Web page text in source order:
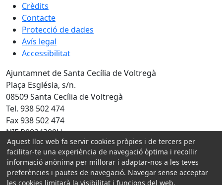
Crèdits
Contacte
Protecció de dades
Avís legal
Accessibilitat
Ajuntamnet de Santa Cecília de Voltregà
Plaça Església, s/n.
08509 Santa Cecília de Voltregà
Tel. 938 502 474
Fax 938 502 474
NIF P0824300H
Amb la col·laboració de:
Aquest lloc web fa servir cookies pròpies i de tercers per
facilitar-te una experiència de navegació òptima i recollir
informació anònima per millorar i adaptar-nos a les teves
preferències i pautes de navegació. Navegar sense acceptar
les cookies limitarà la visibilitat i funcions del web.